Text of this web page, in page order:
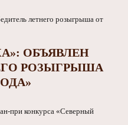
ОБЪЯВЛЕН
РОЗЫГРЫША